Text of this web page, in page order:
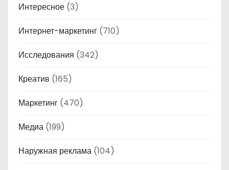
Интересное (3)
Интернет-маркетинг (710)
Исследования (342)
Креатив (165)
Маркетинг (470)
Медиа (199)
Наружная реклама (104)